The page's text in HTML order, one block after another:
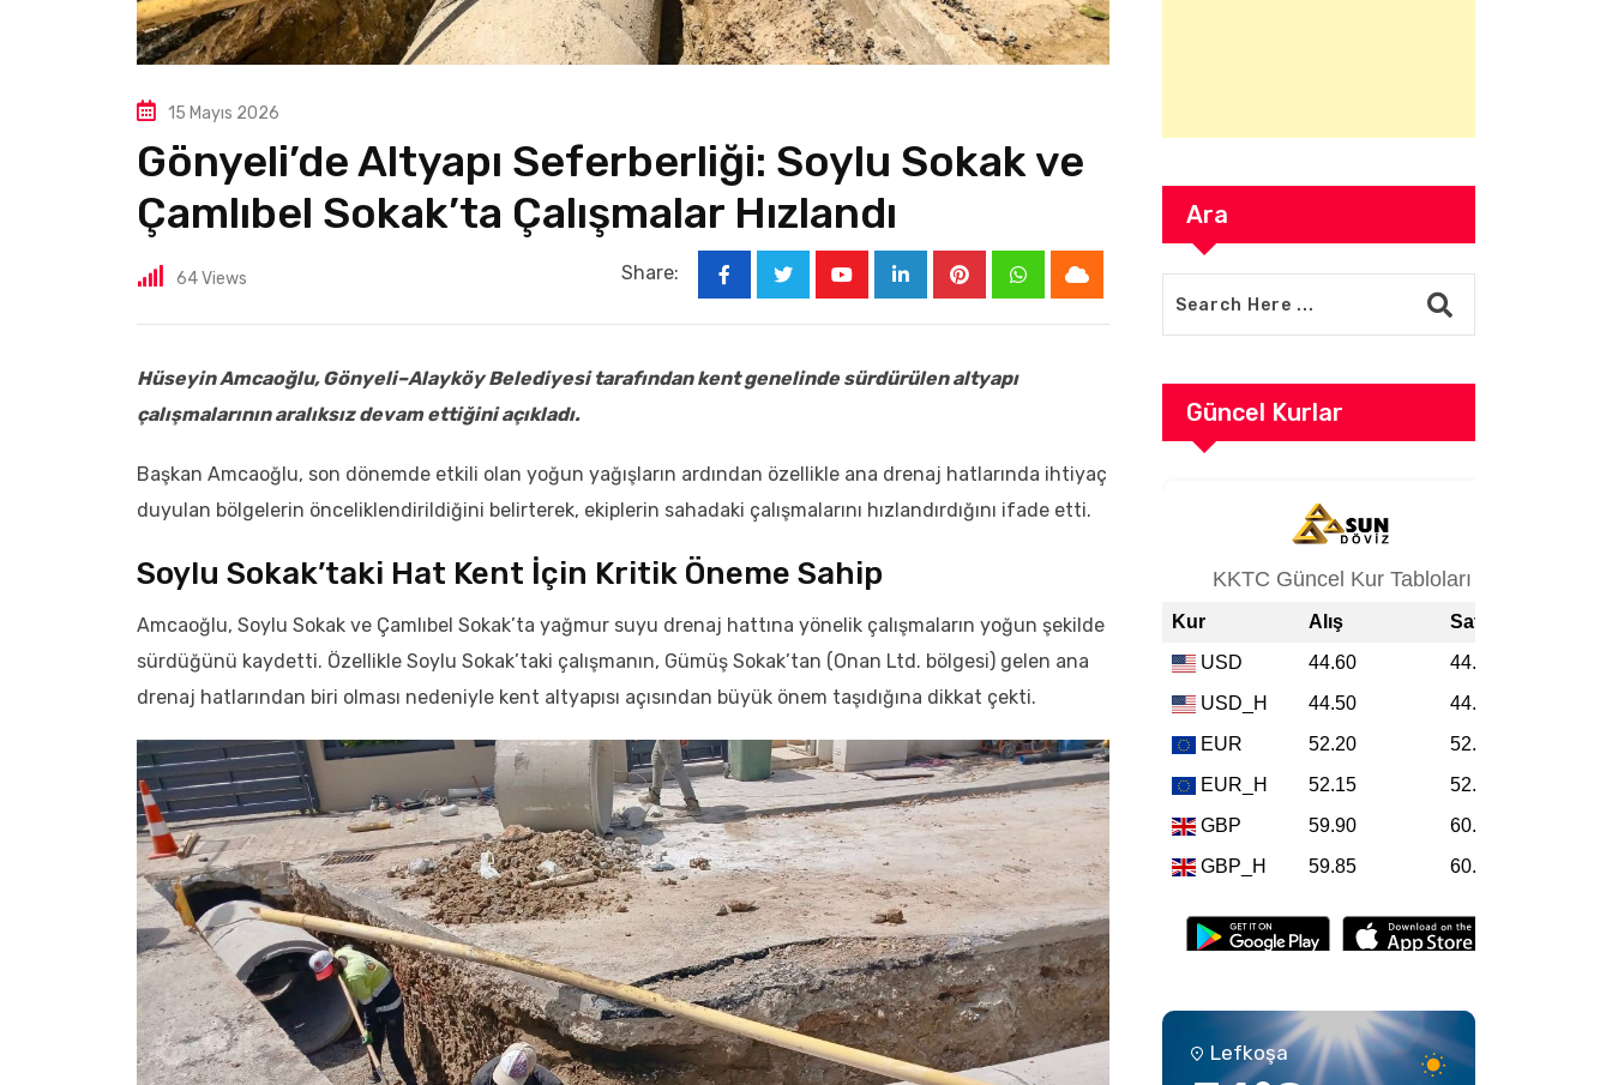
15 Mayıs 2026
Gönyeli’de Altyapı Seferberliği: Soylu Sokak ve
Çamlıbel Sokak’ta Çalışmalar Hızlandı
64Views Share:
Hüseyin Amcaoğlu, Gönyeli–Alayköy Belediyesi tarafından kent genelinde sürdürülen altyapı
çalışmalarının aralıksız devam ettiğini açıkladı.
Başkan Amcaoğlu, son dönemde etkili olan yoğun yağışların ardından özellikle ana drenaj hatlarında ihtiyaç
duyulan bölgelerin önceliklendirildiğini belirterek, ekiplerin sahadaki çalışmalarını hızlandırdığını ifade etti.
Soylu Sokak’taki Hat Kent İçin Kritik Öneme Sahip
Amcaoğlu, Soylu Sokak ve Çamlıbel Sokak’ta yağmur suyu drenaj hattına yönelik çalışmaların yoğun şekilde
sürdüğünü kaydetti. Özellikle Soylu Sokak’taki çalışmanın, Gümüş Sokak’tan (Onan Ltd. bölgesi) gelen ana
drenaj hatlarından biri olması nedeniyle kent altyapısı açısından büyük önem taşıdığına dikkat çekti.
Ara
Güncel Kurlar
Lefkoşa